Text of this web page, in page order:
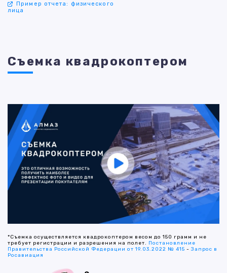
Пример отчета: физического
лица
Съемка квадрокоптером
*Съемка осуществляется квадрокоптером весом до 150 грамм и не
требует регистрации и разрешения на полет. Постановление
Правительства Российской Федерации от 19.03.2022 № 415 -Запрос в
Росавиация